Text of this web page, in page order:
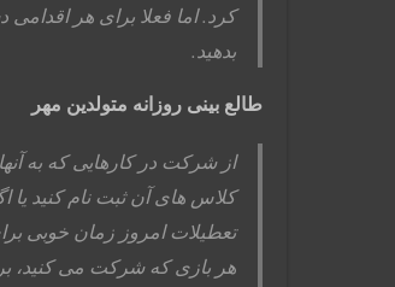
کرد. اما فعلا برای هر
بدهید.
طالع بینی روزانه متولدین مهر
از شرکت در کارهایی که به
کلاس های آن ثبت نام کنید
تعطیلات امروز زمان خوبی
هر بازی که شرکت می کنید،